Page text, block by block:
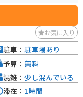
に、ブランド米「ふっ
なので、お土産に最適
使ったパンやスイーツ
しているので安心です。
る施設も点在していま
場や遊歩道が整備され
スランドふかがわを拠点
お気に入り
駐車： 駐車場あり
予算： 無料
混雑： 少し混んでいる
滞在： 1時間